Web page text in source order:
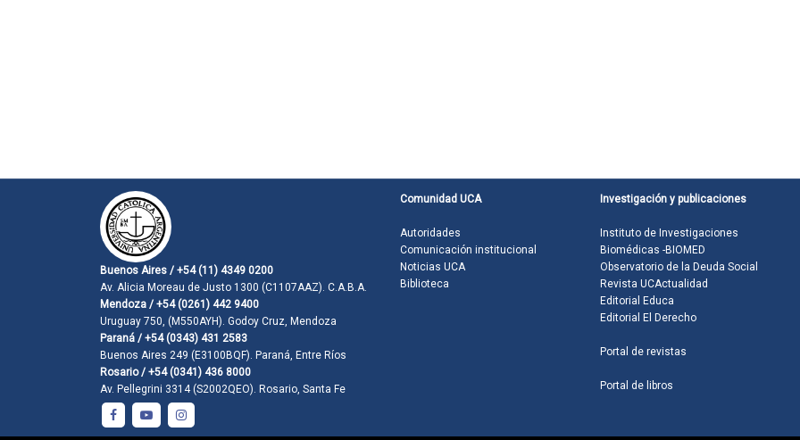
Buenos Aires / +54 (11) 4349 0200
Av. Alicia Moreau de Justo 1300 (C1107AAZ). C.A.B.A.
Mendoza / +54 (0261) 442 9400
Uruguay 750, (M550AYH). Godoy Cruz, Mendoza
Paraná / +54 (0343) 431 2583
Buenos Aires 249 (E3100BQF). Paraná, Entre Ríos
Rosario / +54 (0341) 436 8000
Av. Pellegrini 3314 (S2002QEO). Rosario, Santa Fe
Comunidad UCA
Autoridades
Comunicación institucional
Noticias UCA
Biblioteca
Investigación y publicaciones
Instituto de Investigaciones
Biomédicas -BIOMED
Observatorio de la Deuda Social
Revista UCActualidad
Editorial Educa
Editorial El Derecho
Portal de revistas
Portal de libros